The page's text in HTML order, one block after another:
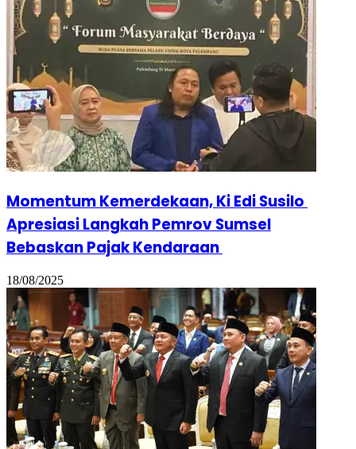
Momentum Kemerdekaan, Ki Edi Susilo
Apresiasi Langkah Pemrov Sumsel
Bebaskan Pajak Kendaraan
18/08/2025